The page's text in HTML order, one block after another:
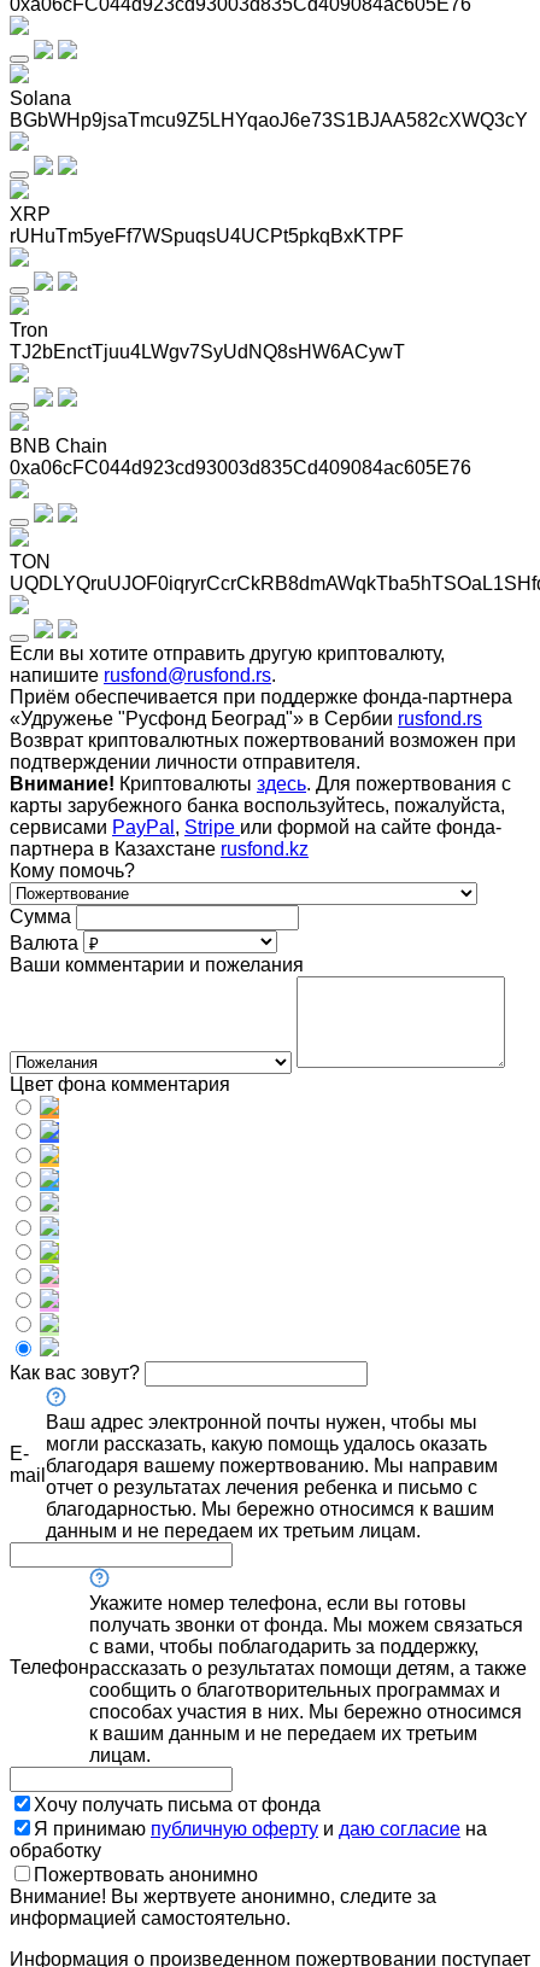
0xa06cFC044d923cd93003d835Cd409084ac605E76
Solana
BGbWHp9jsaTmcu9Z5LHYqaoJ6e73S1BJAA582cXWQ3cY
XRP
rUHuTm5yeFf7WSpuqsU4UCPt5pkqBxKTPF
Tron
TJ2bEnctTjuu4LWgv7SyUdNQ8sHW6ACywT
BNB Chain
0xa06cFC044d923cd93003d835Cd409084ac605E76
TON
Если вы хотите отправить другую криптовалюту,
напишите rusfond@rusfond.rs.
Приём обеспечивается при поддержке фонда-партнера
«Удружење "Русфонд Београд"» в Сербии rusfond.rs
Возврат криптовалютных пожертвований возможен при
подтверждении личности отправителя.
Внимание! Криптовалюты здесь. Для пожертвования с
карты зарубежного банка воспользуйтесь, пожалуйста,
сервисами PayPal , Stripe или формой на сайте фонда-
партнера в Казахстане rusfond.kz
Кому помочь?
Сумма
Валюта
Ваши комментарии и пожелания
Цвет фона комментария
Как вас зовут?
E-
mail
Ваш адрес электронной почты нужен, чтобы мы
могли рассказать, какую помощь удалось оказать
благодаря вашему пожертвованию. Мы направим
отчет о результатах лечения ребенка и письмо с
благодарностью. Мы бережно относимся к вашим
данным и не передаем их третьим лицам.
Телефон
Укажите номер телефона, если вы готовы
получать звонки от фонда. Мы можем связаться
с вами, чтобы поблагодарить за поддержку,
рассказать о результатах помощи детям, а также
сообщить о благотворительных программах и
способах участия в них. Мы бережно относимся
к вашим данным и не передаем их третьим
лицам.
Хочу получать письма от фонда
Я принимаю публичную оферту и даю согласие на
обработку
Пожертвовать анонимно
Внимание! Вы жертвуете анонимно, следите за
информацией самостоятельно.
Информация о произведенном пожертвовании поступает